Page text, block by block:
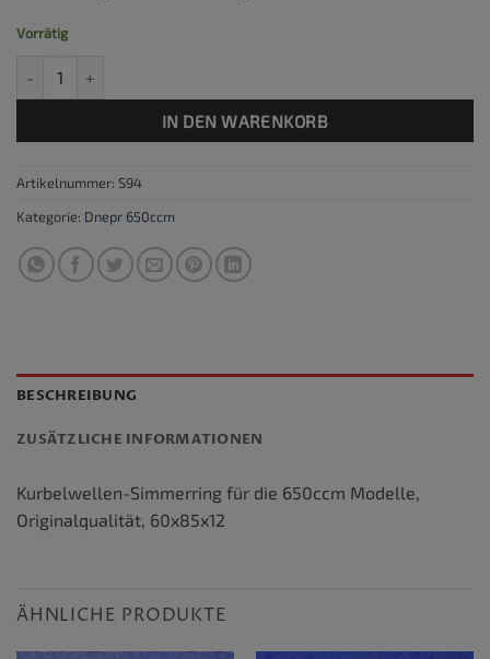
Vorrätig
IN DEN WARENKORB
Artikelnummer: S94
Kategorie: Dnepr 650ccm
BESCHREIBUNG
ZUSÄTZLICHE INFORMATIONEN
Kurbelwellen-Simmerring für die 650ccm Modelle,
Originalqualität, 60x85x12
ÄHNLICHE PRODUKTE